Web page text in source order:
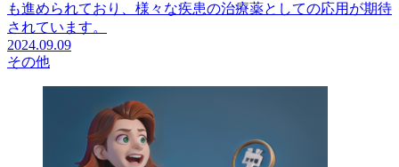
も進められており、様々な疾患の治療薬としての応用が期待
されています。
2024.09.09
その他